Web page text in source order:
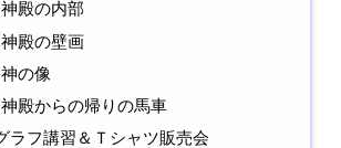
殿の内部
殿の壁画
の像
殿からの帰りの馬車
ラフ講習＆Ｔシャツ販売会